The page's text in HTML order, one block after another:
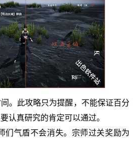
。此攻略只为提醒，不能保证百分
认真研究的肯定可以通过。
们气盾不会消失。宗师过关奖励为